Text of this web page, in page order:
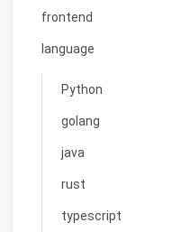
frontend
language
Python
golang
java
rust
typescript